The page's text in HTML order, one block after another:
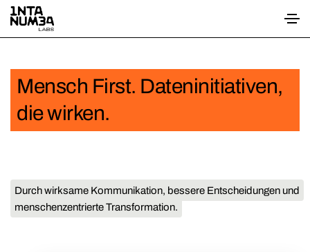
Mensch First. Dateninitiativen,
die wirken.
Durch wirksame Kommunikation, bessere Entscheidungen und
menschenzentrierte Transformation.